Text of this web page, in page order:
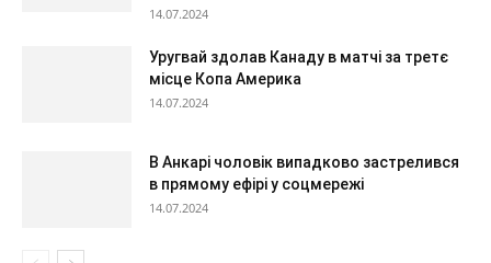
14.07.2024
Уругвай здолав Канаду в матчі за третє
місце Копа Америка
14.07.2024
В Анкарі чоловік випадково застрелився
в прямому ефірі у соцмережі
14.07.2024